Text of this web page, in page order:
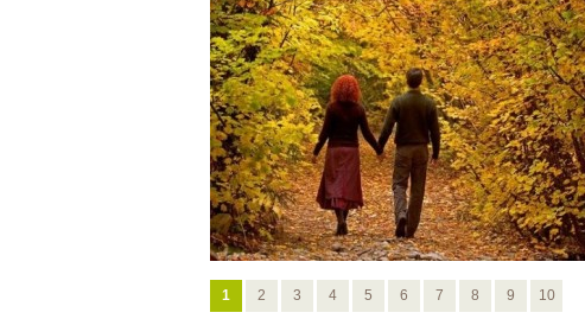
1 2 3 4 5 6 7 8 9 10